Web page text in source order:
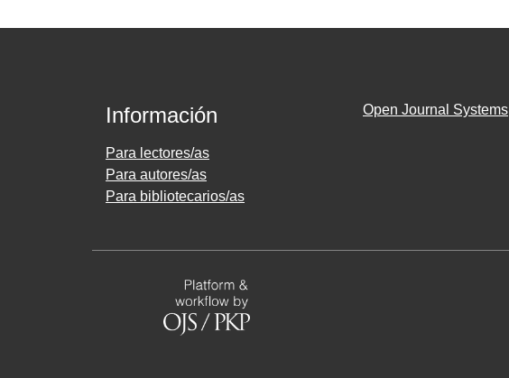
Información
Para lectores/as
Para autores/as
Para bibliotecarios/as
Open Journal Systems